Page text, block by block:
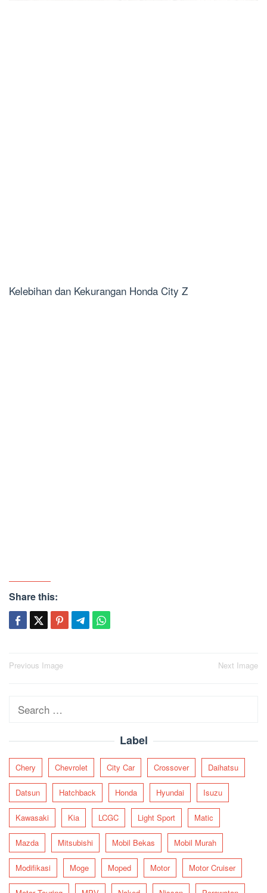
Kelebihan dan Kekurangan Honda City Z
Share this:
Post
Previous Image Next Image
Search
Label
Chery Chevrolet City Car Crossover Daihatsu
Datsun Hatchback Honda Hyundai Isuzu
Kawasaki Kia LCGC Light Sport Matic
Mazda Mitsubishi Mobil Bekas Mobil Murah
Modifikasi Moge Moped Motor Motor Cruiser